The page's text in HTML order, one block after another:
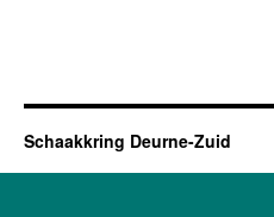
Schaakkring Deurne-Zuid